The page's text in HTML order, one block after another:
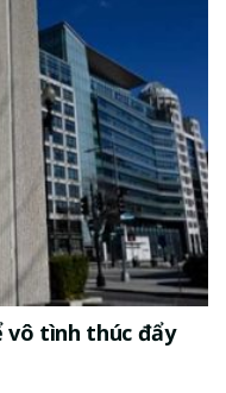
vô tình thúc đẩy